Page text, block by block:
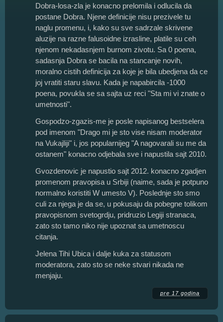
Dobra-losa-zla je konacno prelomila i odlucila da
postane Dobra. Njene definicije nisu prezivele tu
naglu promenu, i, kako su sve sadrzale skrivene
aluzije na razne falusoidne izrasline, platile su ceh
njenom nekadasnjem burnom zivotu. Sa 0 poena,
sadasnja Dobra se bacila na stancanje novih,
moralno cistih definicija za koje je bila ubedjena da ce
joj vratiti staru slavu. Kada je napabircila -1000
poena, povukla se sa sajta uz reci "Sta mi vi znate o
umetnosti".
Gospodzo-zgazis-me je posle napisanog bestselera
pod imenom "Drago mi je sto vise nisam moderator
na Vukajliji" i, jos popularnijeg "A nagovarali su me da
ostanem" konacno odjebala sve i napustila sajt 2010.
Gvozdenovic je napustio sajt 2012. konacno zgadjen
promenom pravopisa u Srbiji (naime, sada je potpuno
normalno koristiti W umesto V). Poslednje sto smo
culi za njega je da se, u pokusaju da pobegne tolikom
pravopisnom svetogrdju, pridruzio Legiji stranaca,
zato sto tamo niko nije upoznat sa umetnoscu
citanja.
Jelena Tihi Ubica i dalje kuka za statusom
moderatora, zato sto se neke stvari nikada ne
menjaju.
pre 17 godina